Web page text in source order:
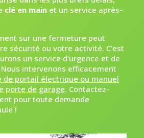
clé en mainet un service après-
sur une fermeture peut
sécurité ou votre activité. C'est
un service d'urgence et de
intervenons efficacement
de portail électrique ou manuel
porte de garage. Contactez-
pour toute demande
!